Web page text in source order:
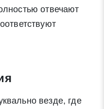
отвечают
везде, где